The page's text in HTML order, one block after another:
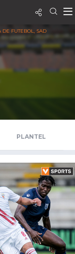
DE FUTEBOL, SAD
PLANTEL